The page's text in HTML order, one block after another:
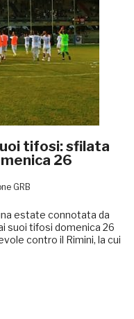
tifosi: sfilata
26
GRB
estate connotata da
suoi tifosi domenica 26
contro il Rimini, la cui